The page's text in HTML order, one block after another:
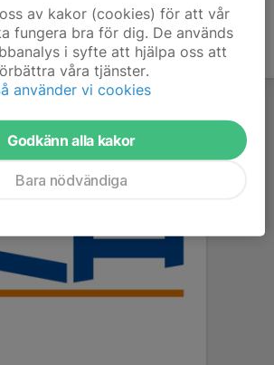
av kakor (cookies) för att vår
fungera bra för dig. De används
i syfte att hjälpa oss att
våra tjänster.
använder vi cookies
Godkänn alla kakor
Bara nödvändiga